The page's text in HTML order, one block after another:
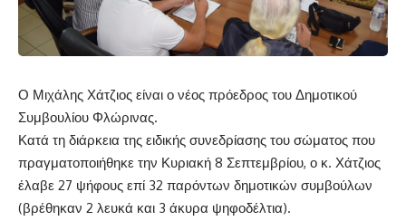
Ο Μιχάλης Χάτζιος είναι ο νέος πρόεδρος του Δημοτικού
Συμβουλίου Φλώρινας.
Κατά τη διάρκεια της ειδικής συνεδρίασης του σώματος που
πραγματοποιήθηκε την Κυριακή 8 Σεπτεμβρίου, ο κ. Χάτζιος
έλαβε 27 ψήφους επί 32 παρόντων δημοτικών συμβούλων
(βρέθηκαν 2 λευκά και 3 άκυρα ψηφοδέλτια).